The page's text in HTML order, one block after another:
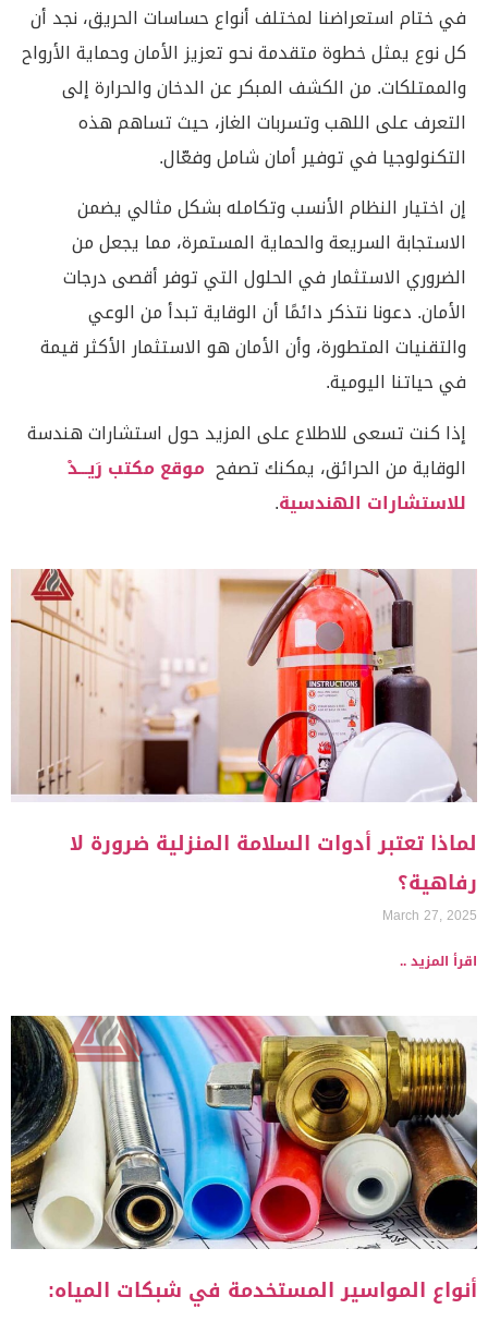
في ختام استعراضنا لمختلف أنواع حساسات الحريق، نجد أن
كل نوع يمثل خطوة متقدمة نحو تعزيز الأمان وحماية الأرواح
والممتلكات. من الكشف المبكر عن الدخان والحرارة إلى
التعرف على اللهب وتسربات الغاز، حيث تساهم هذه
التكنولوجيا في توفير أمان شامل وفعّال.
إن اختيار النظام الأنسب وتكامله بشكل مثالي يضمن
الاستجابة السريعة والحماية المستمرة، مما يجعل من
الضروري الاستثمار في الحلول التي توفر أقصى درجات
الأمان. دعونا نتذكر دائمًا أن الوقاية تبدأ من الوعي
والتقنيات المتطورة، وأن الأمان هو الاستثمار الأكثر قيمة
في حياتنا اليومية.
إذا كنت تسعى للاطلاع على المزيد حول استشارات هندسة
الوقاية من الحرائق، يمكنك تصفح موقع مكتب رَيـــدْ
للاستشارات الهندسية.
لماذا تعتبر أدوات السلامة المنزلية ضرورة لا
رفاهية؟
March 27, 2025
اقرأ المزيد ..
أنواع المواسير المستخدمة في شبكات المياه: